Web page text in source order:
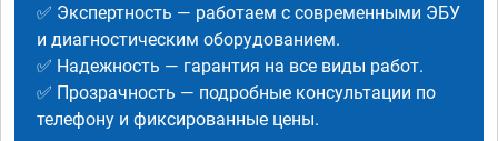
✅ Экспертность — работаем с современными ЭБУ
и диагностическим оборудованием.
✅ Надежность — гарантия на все виды работ.
✅ Прозрачность — подробные консультации по
телефону и фиксированные цены.